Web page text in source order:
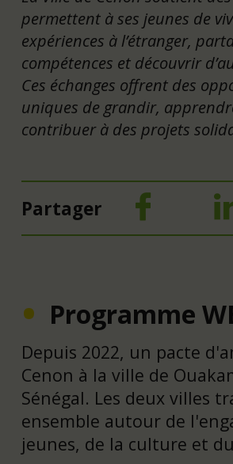
permettent à ses jeunes de
expériences à l’étranger,
compétences et découvrir
Ces échanges offrent des
uniques de grandir,
contribuer à des projets
Partager
Programme
Depuis 2022, un pacte
Cenon à la ville de
Sénégal. Les deux villes
ensemble autour de
jeunes, de la culture et